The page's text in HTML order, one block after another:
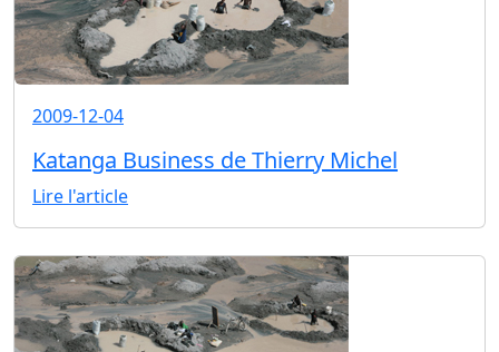
2009-12-04
Katanga Business de Thierry Michel
Lire l'article